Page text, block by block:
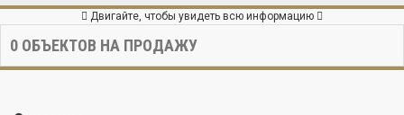
Двигайте, чтобы увидеть всю информацию
0 ОБЪЕКТОВ НА ПРОДАЖУ